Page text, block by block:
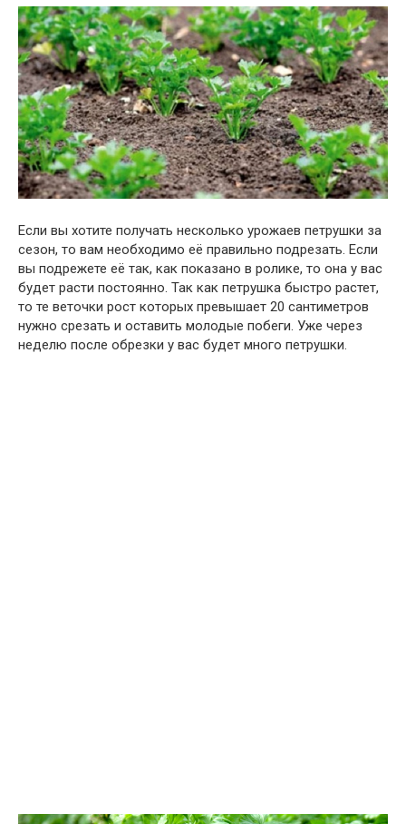
Если вы хотите получать несколько урожаев петрушки за
сезон, то вам необходимо её правильно подрезать. Если
вы подрежете её так, как показано в ролике, то она у вас
будет расти постоянно. Так как петрушка быстро растет,
то те веточки рост которых превышает 20 сантиметров
нужно срезать и оставить молодые побеги. Уже через
неделю после обрезки у вас будет много петрушки.